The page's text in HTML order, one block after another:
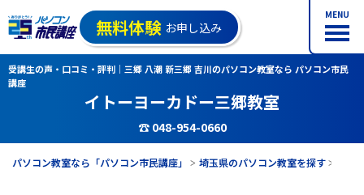
MENU
無料体験 お申し込み
受講生の声・口コミ・評判｜三郷 八潮 新三郷 吉川のパソコン教室なら パソコン市民
講座
イトーヨーカドー三郷教室
☎ 048-954-0660
パソコン教室なら「パソコン市民講座」 埼玉県のパソコン教室を探す